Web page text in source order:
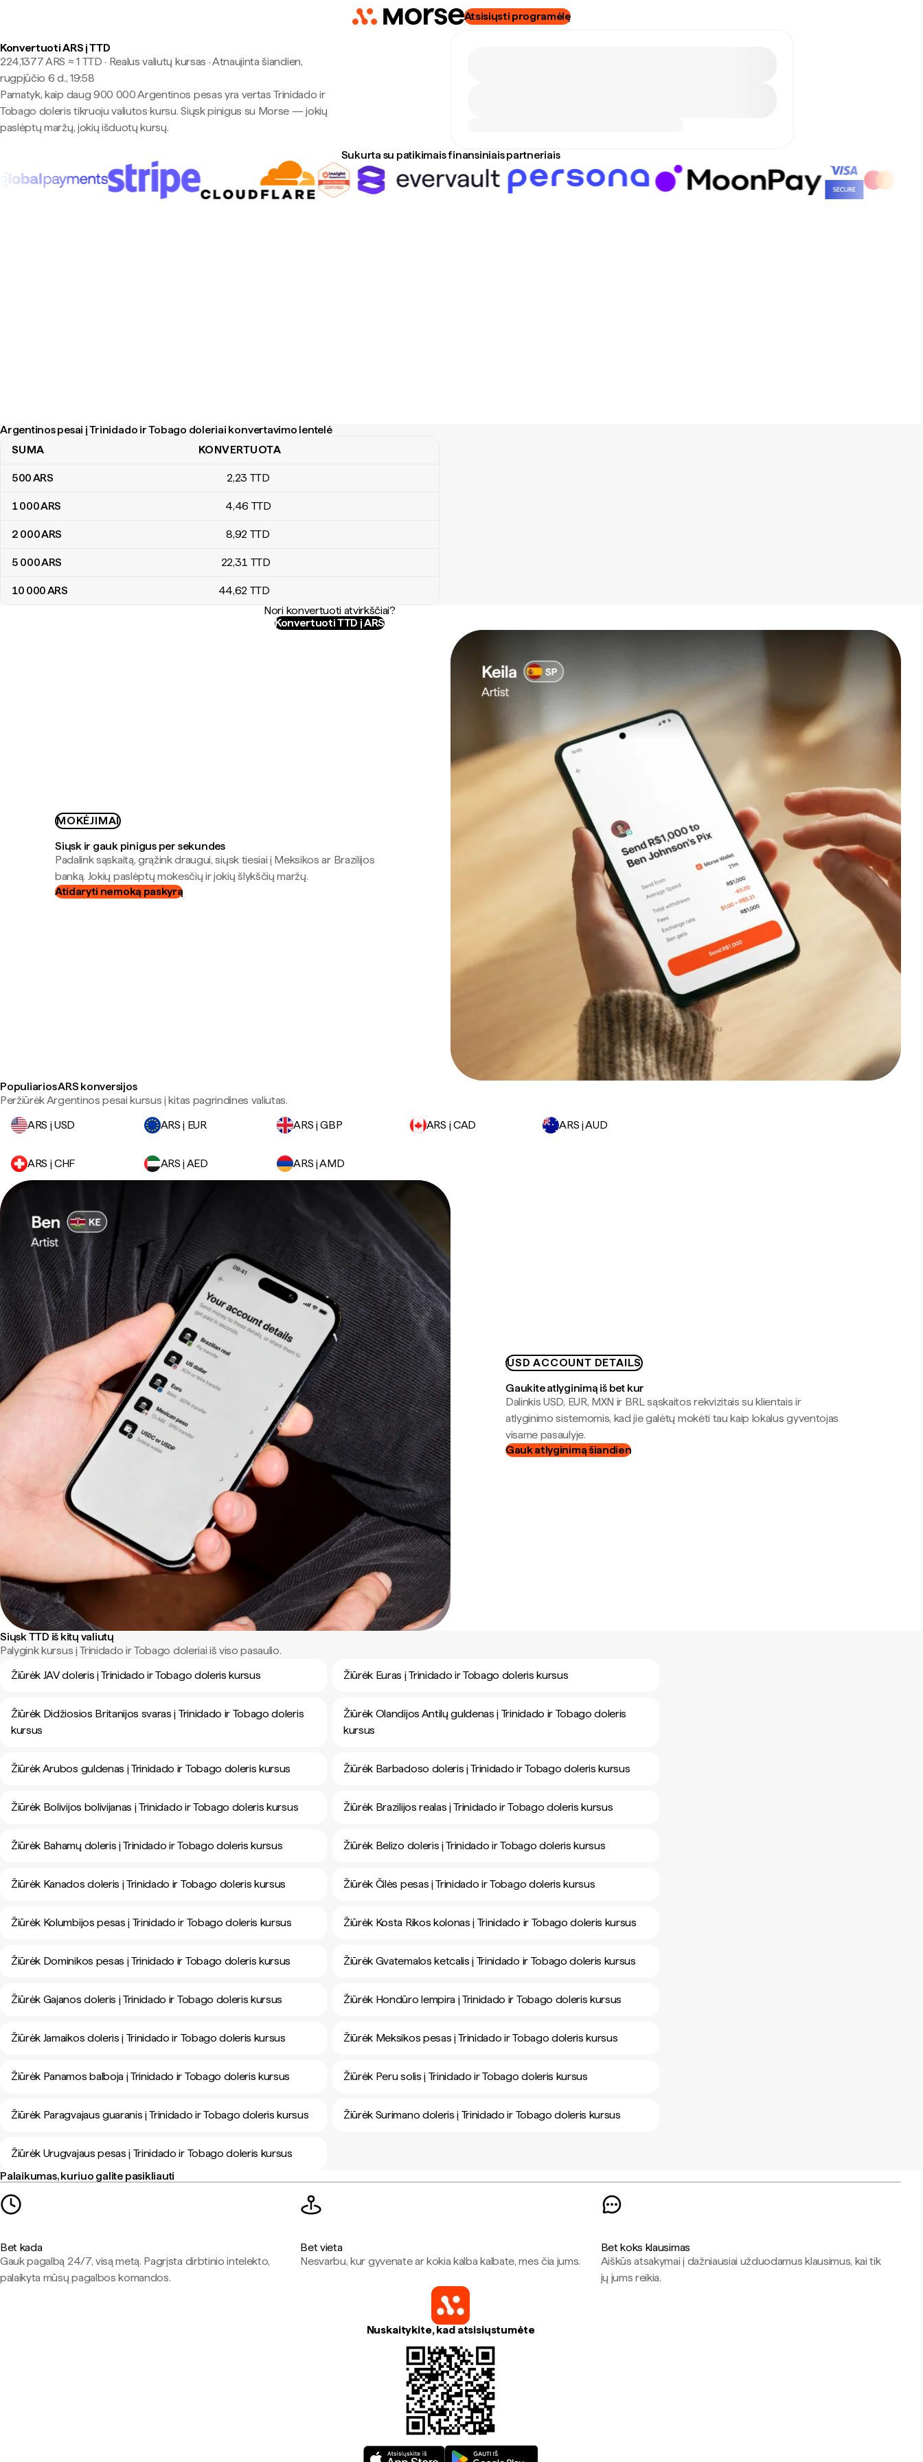
Atsisiųsti programėlę
Konvertuoti ARS į TTD
224,1377 ARS ≈ 1 TTD · Realus valiutų kursas ·Atnaujinta šiandien,
rugpjūčio 6 d., 19:58
Pamatyk, kaip daug 900 000 Argentinos pesas yra vertas Trinidado ir
Tobago doleris tikruoju valiutos kursu. Siųsk pinigus su Morse — jokių
paslėptų maržų, jokių išduotų kursų.
Sukurta su patikimais finansiniais partneriais
Argentinos pesai į Trinidado ir Tobago doleriai konvertavimo lentelė
Argentinos pesai į Trinidado ir Tobago doleriai konvertavimo lentelė
SUMA KONVERTUOTA
500ARS 2,23 TTD
1 000ARS 4,46 TTD
2 000ARS 8,92 TTD
5 000ARS 22,31 TTD
10 000ARS 44,62 TTD
Nori konvertuoti atvirkščiai?
Konvertuoti TTD į ARS
MOKĖJIMAI
Siųsk ir gauk pinigus per sekundes
Padalink sąskaitą, grąžink draugui, siųsk tiesiai į Meksikos ar Brazilijos
banką. Jokių paslėptų mokesčių ir jokių šlykščių maržų.
Atidaryti nemoką paskyrą
Populiarios ARS konversijos
Peržiūrėk Argentinos pesai kursus į kitas pagrindines valiutas.
ARS į USD
ARS į EUR ARS į GBP ARS į CAD ARS į AUD
ARS į CHF ARS į AED ARS į AMD
USD ACCOUNT DETAILS
Gaukite atlyginimą iš bet kur
Dalinkis USD, EUR, MXN ir BRL sąskaitos rekvizitais su klientais ir
atlyginimo sistemomis, kad jie galėtų mokėti tau kaip lokalus gyventojas
visame pasaulyje.
Gauk atlyginimą šiandien
Siųsk TTD iš kitų valiutų
Palygink kursus į Trinidado ir Tobago doleriai iš viso pasaulio.
Žiūrėk JAV doleris į Trinidado ir Tobago doleris kursus
Žiūrėk Euras į Trinidado ir Tobago doleris kursus
Žiūrėk Didžiosios Britanijos svaras į Trinidado ir Tobago doleris
kursus
Žiūrėk Olandijos Antilų guldenas į Trinidado ir Tobago doleris
kursus
Žiūrėk Arubos guldenas į Trinidado ir Tobago doleris kursus Žiūrėk Barbadoso doleris į Trinidado ir Tobago doleris kursus
Žiūrėk Bolivijos bolivijanas į Trinidado ir Tobago doleris kursus Žiūrėk Brazilijos realas į Trinidado ir Tobago doleris kursus
Žiūrėk Bahamų doleris į Trinidado ir Tobago doleris kursus Žiūrėk Belizo doleris į Trinidado ir Tobago doleris kursus
Žiūrėk Kanados doleris į Trinidado ir Tobago doleris kursus Žiūrėk Čilės pesas į Trinidado ir Tobago doleris kursus
Žiūrėk Kolumbijos pesas į Trinidado ir Tobago doleris kursus Žiūrėk Kosta Rikos kolonas į Trinidado ir Tobago doleris kursus
Žiūrėk Dominikos pesas į Trinidado ir Tobago doleris kursus Žiūrėk Gvatemalos ketcalis į Trinidado ir Tobago doleris kursus
Žiūrėk Gajanos doleris į Trinidado ir Tobago doleris kursus Žiūrėk Hondūro lempira į Trinidado ir Tobago doleris kursus
Žiūrėk Jamaikos doleris į Trinidado ir Tobago doleris kursus Žiūrėk Meksikos pesas į Trinidado ir Tobago doleris kursus
Žiūrėk Panamos balboja į Trinidado ir Tobago doleris kursus Žiūrėk Peru solis į Trinidado ir Tobago doleris kursus
Žiūrėk Paragvajaus guaranis į Trinidado ir Tobago doleris kursus Žiūrėk Surimano doleris į Trinidado ir Tobago doleris kursus
Žiūrėk Urugvajaus pesas į Trinidado ir Tobago doleris kursus
Palaikumas, kuriuo galite pasikliauti
Bet kada
Gauk pagalbą 24/7, visą metą. Pagrįsta dirbtinio intelekto,
palaikyta mūsų pagalbos komandos.
Bet vieta
Nesvarbu, kur gyvenate ar kokia kalba kalbate, mes čia jums.
Bet koks klausimas
Aiškūs atsakymai į dažniausiai užduodamus klausimus, kai tik
jų jums reikia.
Nuskaitykite, kad atsisiųstumėte